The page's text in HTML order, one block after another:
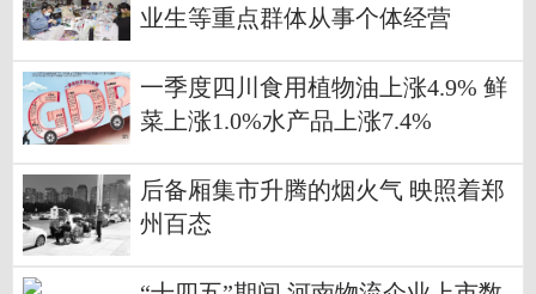
业生等重点群体从事个体经营
一季度四川食用植物油上涨4.9% 鲜
菜上涨1.0%水产品上涨7.4%
后备厢集市升腾的烟火气 映照着郑
州百态